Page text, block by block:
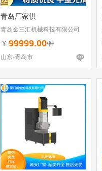
青岛厂家供
青岛金三汇机械科技有限公司
￥ 99999.00/件
山东-青岛市